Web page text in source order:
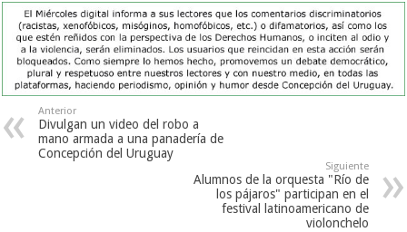
Anterior
Divulgan un video del robo a
mano armada a una panadería de
Concepción del Uruguay
Siguiente
Alumnos de la orquesta "Río de
los pájaros" participan en el
festival latinoamericano de
violonchelo